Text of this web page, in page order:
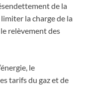
de la
la charge de la
relèvement des
le
tarifs du gaz et de